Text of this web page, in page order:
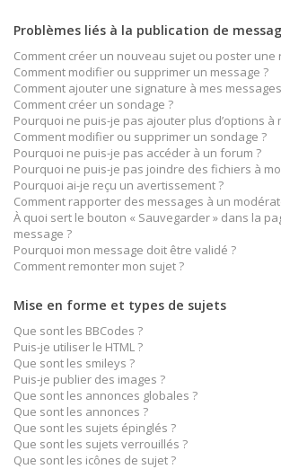
Problèmes liés à la publication de
Comment créer un nouveau sujet ou poster une
Comment modifier ou supprimer un message ?
Comment ajouter une signature à mes
Comment créer un sondage ?
Pourquoi ne puis-je pas ajouter plus d’options à
Comment modifier ou supprimer un sondage ?
Pourquoi ne puis-je pas accéder à un forum ?
Pourquoi ne puis-je pas joindre des fichiers à
Pourquoi ai-je reçu un avertissement ?
Comment rapporter des messages à un
À quoi sert le bouton « Sauvegarder » dans la
message ?
Pourquoi mon message doit être validé ?
Comment remonter mon sujet ?
Mise en forme et types de sujets
Que sont les BBCodes ?
Puis-je utiliser le HTML ?
Que sont les smileys ?
Puis-je publier des images ?
Que sont les annonces globales ?
Que sont les annonces ?
Que sont les sujets épinglés ?
Que sont les sujets verrouillés ?
Que sont les icônes de sujet ?